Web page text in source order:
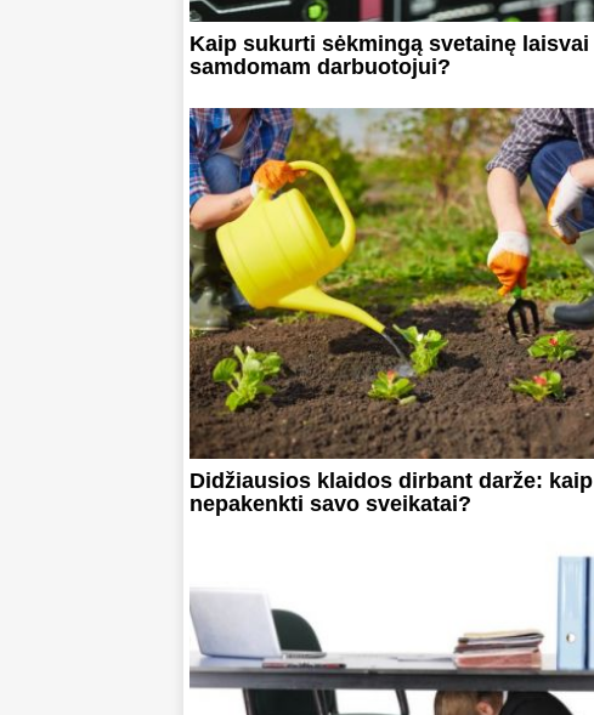
Kaip sukurti sėkmingą svetainę laisvai
samdomam darbuotojui?
Didžiausios klaidos dirbant darže: kaip
nepakenkti savo sveikatai?